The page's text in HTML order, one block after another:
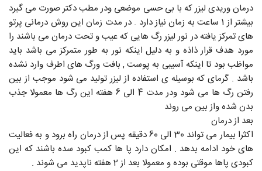
درمان وریدی لیزر که با بی حسی موضعی ودر مطب دکتر صورت می گیرد
بیشتر از 1 ساعت به زمان نیاز دارد . در مدت زمان این روش درمانی پرتو
های تمرکز یافته در نور لیزر رگ هایی که عیب و تحت درمان می باشند را
مورد هدف قرار ذاذه و به دلیل اینکه نور به طور متمرکز می باشد باید
مواظب بود تا اینکه آسیبی به پوست , بافت ورگ های اطرف وارد نشده
باشد . گرمای که بوسیله ی استفاده از لیزر تولید می شود موجب از بین
رفتن رگ ها می شود ودر مدت 4 الی 6 هفته این رگ ها معمولا جذب
بدن شده واز بین می روند
بعد از درمان
اکثرا بیمار می تواند 30 الی 60 دقیقه پس از درمان راه برود و به فعالیت
های خود ادامه بدهد . امکان دارد پا ها کمب کبود سده باشند که این
کبودی پاها موقتی بوده و معمولا بعد از 2 هفته ناپدید می شوند .